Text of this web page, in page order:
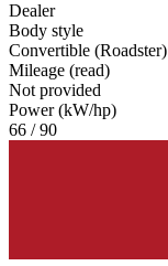
Dealer
Body style
Convertible (Roadster)
Mileage (read)
Not provided
Power (kW/hp)
66 / 90